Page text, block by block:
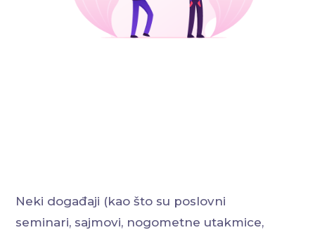
Neki događaji (kao što su poslovni
seminari, sajmovi, nogometne utakmice,